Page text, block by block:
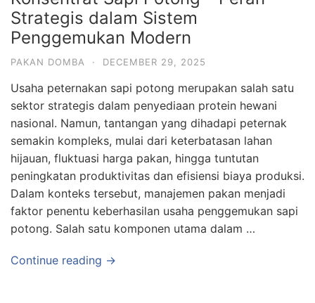
Strategis dalam Sistem
Penggemukan Modern
PAKAN DOMBA · DECEMBER 29, 2025
Usaha peternakan sapi potong merupakan salah satu
sektor strategis dalam penyediaan protein hewani
nasional. Namun, tantangan yang dihadapi peternak
semakin kompleks, mulai dari keterbatasan lahan
hijauan, fluktuasi harga pakan, hingga tuntutan
peningkatan produktivitas dan efisiensi biaya produksi.
Dalam konteks tersebut, manajemen pakan menjadi
faktor penentu keberhasilan usaha penggemukan sapi
potong. Salah satu komponen utama dalam …
Continue reading →